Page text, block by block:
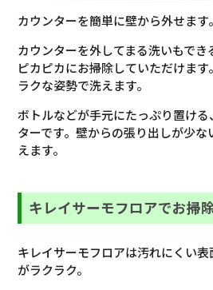
カウンターを簡単に壁から外せます。
カウンターを外してまる洗いもで
ピカピカにお掃除していただけま
ラクな姿勢で洗えます。
ボトルなどが手元にたっぷり置け
ターです。壁からの張り出しが少
えます。
キレイサーモフロアでお掃
キレイサーモフロアは汚れにくい
がラクラク。